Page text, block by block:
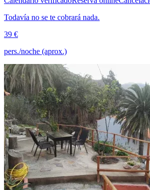
Todavía no se te cobrará nada.
39 €
pers./noche (aprox.)